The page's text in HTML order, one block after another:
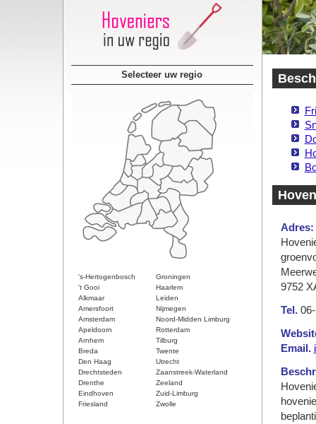
Selecteer uw regio
's-Hertogenbosch
Groningen
't Gooi
Haarlem
Alkmaar
Leiden
Amersfoort
Nijmegen
Amsterdam
Noord-Midden Limburg
Apeldoorn
Rotterdam
Arnhem
Tilburg
Breda
Twente
Den Haag
Utrecht
Drechtsteden
Zaanstreek-Waterland
Drenthe
Zeeland
Eindhoven
Zuid-Limburg
Friesland
Zwolle
Adres:
9752
Tel.06-
Email.